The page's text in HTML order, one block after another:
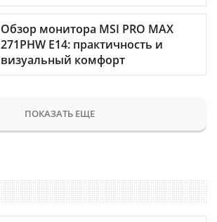
Обзор монитора MSI PRO MAX
271PHW E14: практичность и
визуальный комфорт
ПОКАЗАТЬ ЕЩЕ